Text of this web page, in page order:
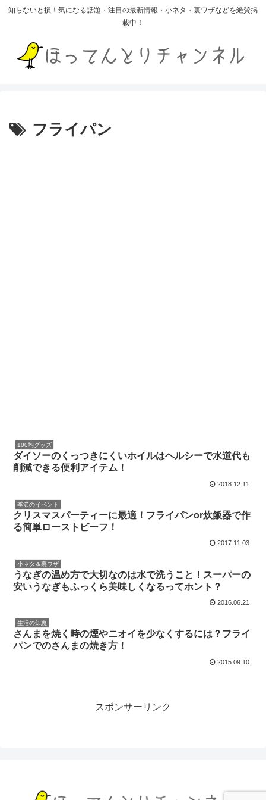
知らないと損！気になる話題・注目の最新情報・小ネタ・裏ワザなどを絶賛掲
載中！
フライパン
100均グッズ
ダイソーのくっつきにくいホイルはヘルシーで水道代も
削減できる便利アイテム！
2018.12.11
季節のイベント
クリスマスパーティーに最適！フライパンor炊飯器で作
る簡単ローストビーフ！
2017.11.03
小ネタ＆裏ワザ
うなぎの温め方で大切なのは水で洗うこと！スーパーの
安いうなぎもふっくら美味しくなるってホント？
2016.06.21
生活の知恵
さんまを焼く時の煙やニオイを少なくするには？フライ
パンでのさんまの焼き方！
2015.09.10
スポンサーリンク